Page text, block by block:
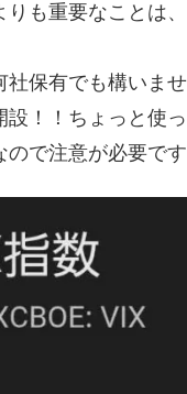
りも重要なことは
社保有でも構いま
設！！ちょっと使
ので注意が必要です